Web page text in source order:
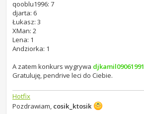
qooblu1996: 7
djarta: 6
Łukasz: 3
XMan: 2
Lena: 1
Andziorka: 1
A zatem konkurs wygrywa djkamil09061991
Gratuluję, pendrive leci do Ciebie.
Hotfix
Pozdrawiam, cosik_ktosik